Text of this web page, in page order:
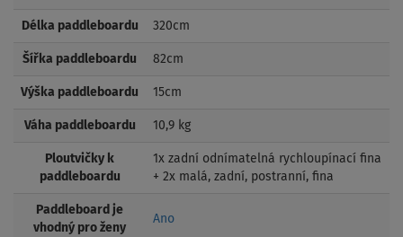
Délka paddleboardu 320cm
Šířka paddleboardu 82cm
Výška paddleboardu 15cm
Váha paddleboardu 10,9 kg
Ploutvičky k
paddleboardu
1x zadní odnímatelná rychloupínací fina
+ 2x malá, zadní, postranní, fina
Paddleboard je
vhodný pro ženy
Ano